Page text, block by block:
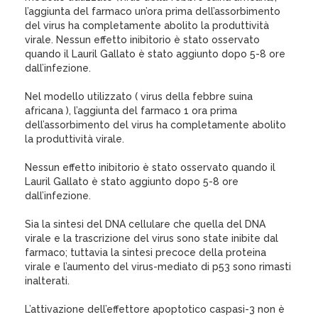
l’aggiunta del farmaco un’ora prima dell’assorbimento
del virus ha completamente abolito la produttività
virale. Nessun effetto inibitorio è stato osservato
quando il Lauril Gallato è stato aggiunto dopo 5-8 ore
dall’infezione.
Nel modello utilizzato ( virus della febbre suina
africana ), l’aggiunta del farmaco 1 ora prima
dell’assorbimento del virus ha completamente abolito
la produttività virale.
Nessun effetto inibitorio è stato osservato quando il
Lauril Gallato è stato aggiunto dopo 5-8 ore
dall’infezione.
Sia la sintesi del DNA cellulare che quella del DNA
virale e la trascrizione del virus sono state inibite dal
farmaco; tuttavia la sintesi precoce della proteina
virale e l’aumento del virus-mediato di p53 sono rimasti
inalterati.
L’attivazione dell’effettore apoptotico caspasi-3 non è